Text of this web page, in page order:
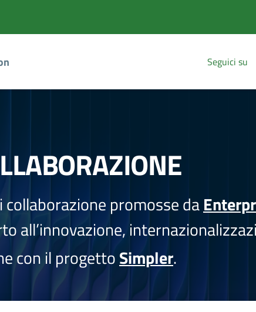
Seguici su
collaborazione promosse da
all’innovazione,
con il progettoSimpler.